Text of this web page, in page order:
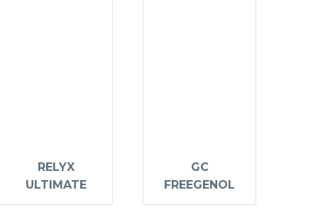
RELYX
ULTIMATE
GC
FREEGENOL